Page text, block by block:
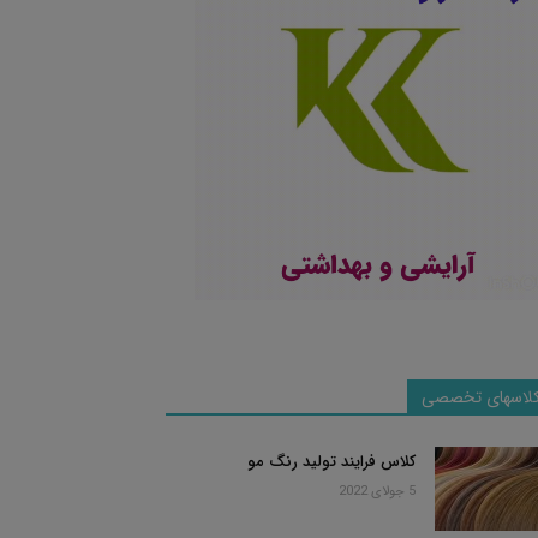
تخصصی
کلاس فرایند تولید رنگ مو
5 جولای 2022